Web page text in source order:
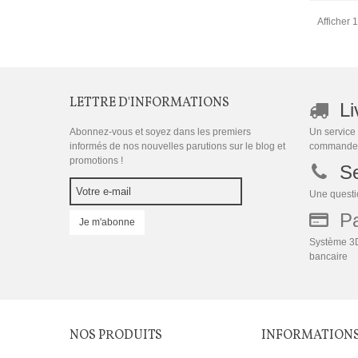
Afficher
LETTRE D'INFORMATIONS
Abonnez-vous et soyez dans les premiers
informés de nos nouvelles parutions sur le blog et
promotions !
Je m'abonne
Un
Une
Système
bancaire
NOS PRODUITS